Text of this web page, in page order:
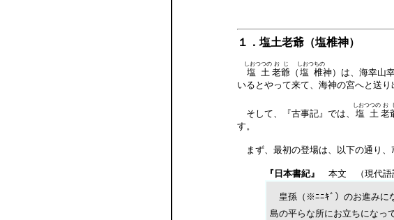
１．塩土老爺（塩椎神）
塩土
しおつつの
老爺
おじ
（ 塩椎
しおつちの
神）は、海幸山
いるとやって来て、海神の宮へと送り
そして、『古事記』では、 塩土
しおつつの
老
お
す。
まず、最初の登場は、以下の通り、
『日本書紀』 本文 （現代語
皇孫（※ﾆﾆｷﾞ）のお進みに
島の平らな所にお立ちになって